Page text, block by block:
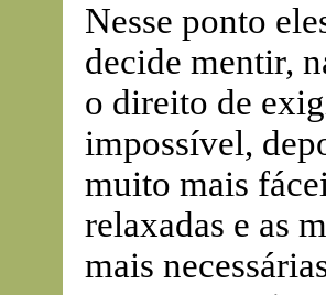
Nesse ponto
decide mentir,
o direito de
impossível,
muito mais
relaxadas e as
mais